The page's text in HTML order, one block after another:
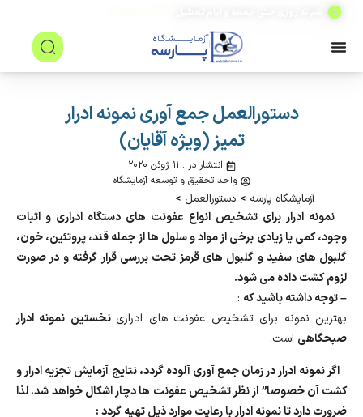
دستورالعمل جمع آوری نمونه ادرار
تمیز (ویژه آقایان)
انتشار در : ۱۱ ژوئن ۲۰۲۰
واحد تحقیق و توسعه آزمایشگاه
آزمایشگاه پارسه > دستورالعمل >
نمونه ادرار برای تشخیص انواع عفونت های دستگاه ادراری و اثبات
وجود، کمی یا زیادی برخی از مواد و سلول ها از جمله قند، پروتئین، خون،
گلبول های سفید و گلبول های قرمز تحت بررسی قرار گرفته و در صورت
لزوم کشت داده می شود.
– توجه داشته باشید که :
بهترین نمونه برای تشخیص عفونت های ادراری نخستین نمونه ادرار
صبحگاهی است.
اگر نمونه ادرار در زمان جمع آوری آلوده گردد، نتایج آزمایش تجزیه ادرار و
کشت آن خصوصا” از نظر تشخیص عفونت ها دچار اشکال خواهد شد. لذا
ضرورت دارد تا نمونه ادرار با رعایت موارد ذیل تهیه گردد :